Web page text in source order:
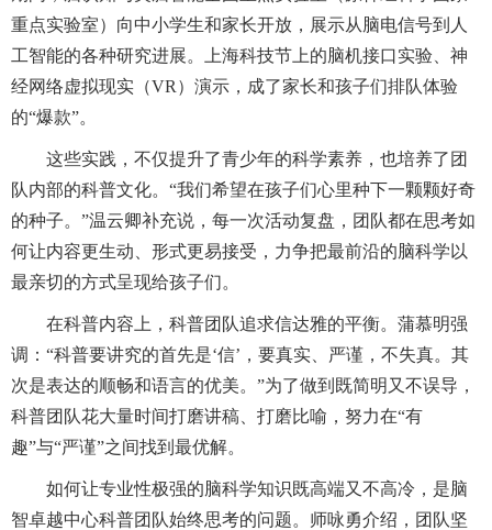
重点实验室）向中小学生和家长开放，展示从脑电信号到人
工智能的各种研究进展。上海科技节上的脑机接口实验、神
经网络虚拟现实（VR）演示，成了家长和孩子们排队体验
的“爆款”。
这些实践，不仅提升了青少年的科学素养，也培养了团
队内部的科普文化。“我们希望在孩子们心里种下一颗颗好奇
的种子。”温云卿补充说，每一次活动复盘，团队都在思考如
何让内容更生动、形式更易接受，力争把最前沿的脑科学以
最亲切的方式呈现给孩子们。
在科普内容上，科普团队追求信达雅的平衡。蒲慕明强
调：“科普要讲究的首先是‘信’，要真实、严谨，不失真。其
次是表达的顺畅和语言的优美。”为了做到既简明又不误导，
科普团队花大量时间打磨讲稿、打磨比喻，努力在“有
趣”与“严谨”之间找到最优解。
如何让专业性极强的脑科学知识既高端又不高冷，是脑
智卓越中心科普团队始终思考的问题。师咏勇介绍，团队坚